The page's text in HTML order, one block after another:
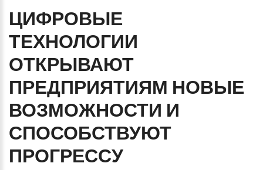
ЦИФРОВЫЕ
ТЕХНОЛОГИИ
ОТКРЫВАЮТ
ПРЕДПРИЯТИЯМ НОВЫЕ
ВОЗМОЖНОСТИ И
СПОСОБСТВУЮТ
ПРОГРЕССУ